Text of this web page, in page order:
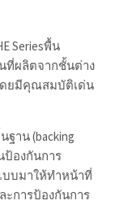
Seriesพื้น
นที่ผลิตจากชั้นต่าง
ดยมีคุณสมบัติเด่น
าน (backing
ป้องกันการ
บบมาให้ทำหน้าที่
ะการป้องกันการ